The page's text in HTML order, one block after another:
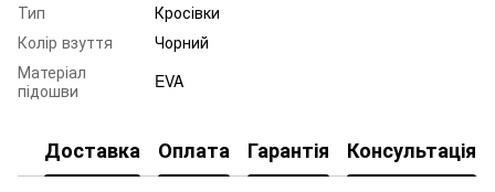
Тип
Кросівки
Колір взуття
Чорний
Матеріал
підошви
EVA
Доставка Оплата Гарантія Консультація